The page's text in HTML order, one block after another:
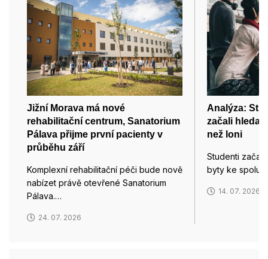
Jižní Morava má nové
rehabilitační centrum, Sanatorium
Pálava přijme první pacienty v
průběhu září
Komplexní rehabilitační péči bude nově
nabízet právě otevřené Sanatorium
Pálava.…
24. 07. 2026
Analýza:
začali hledat
než loni
Studenti
byty ke
14. 07. 2026